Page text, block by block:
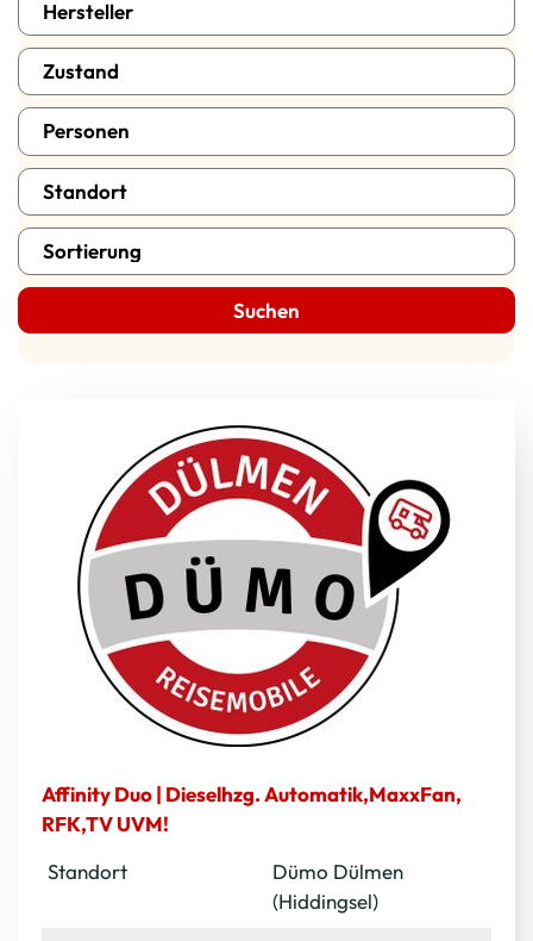
Zustand
Wohnwagen Schlafplaetze
Ort
Sortierung
Affinity Duo | Dieselhzg. Automatik,MaxxFan,
RFK,TV UVM!
Standort
Dümo Dülmen
(Hiddingsel)